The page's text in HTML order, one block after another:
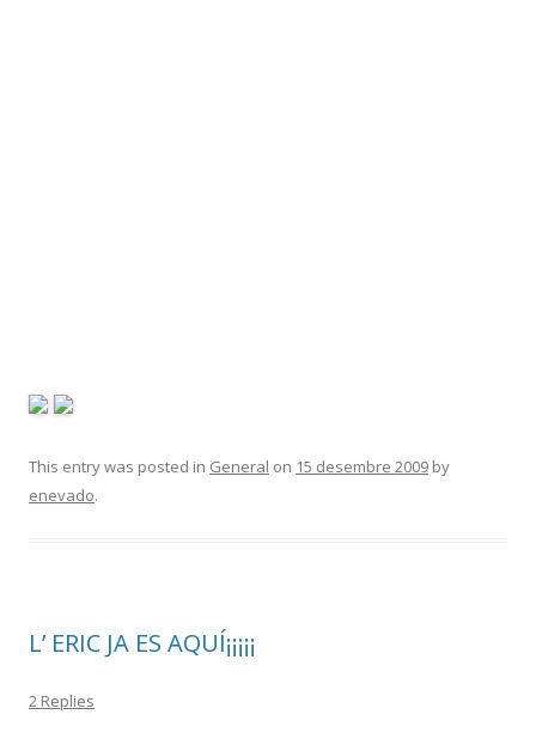
This entry was posted in General on 15 desembre 2009 by
enevado.
L’ ERIC JA ES AQUÍ¡¡¡¡¡
2 Replies